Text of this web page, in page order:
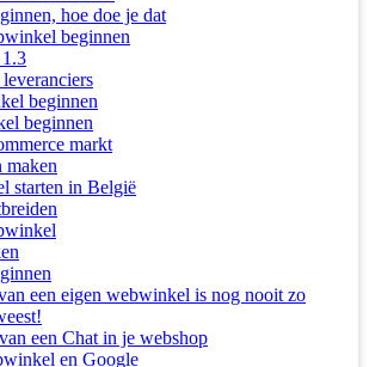
hoe doe je dat
beginnen
beginnen
beginnen
markt
maken
starten in België
een eigen webwinkel is nog nooit zo
een Chat in je webshop
en Google